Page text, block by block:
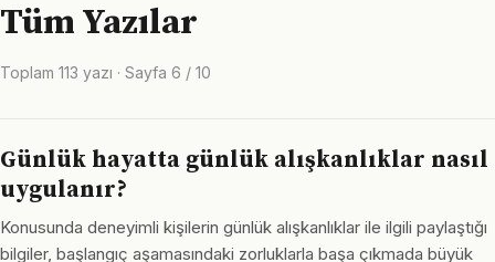
Tüm Yazılar
Toplam 113 yazı · Sayfa 6 / 10
Günlük hayatta günlük alışkanlıklar nasıl
uygulanır?
Konusunda deneyimli kişilerin günlük alışkanlıklar ile ilgili paylaştığı
bilgiler, başlangıç aşamasındaki zorluklarla başa çıkmada büyük